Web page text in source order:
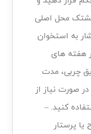
محل اصلی
به استخوان
هفته های
چربی، مدت
صورت نیاز از
کنید. –
یا پرستار